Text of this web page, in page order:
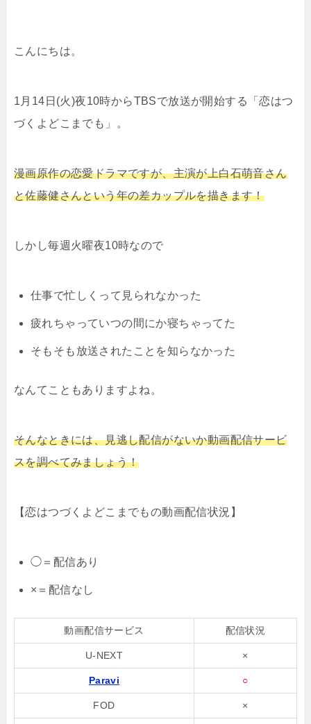
こんにちは。
1月14日(火)夜10時からTBSで放送が開始する「恋はつ
づくよどこまでも」。
漫画原作の恋愛ドラマですが、主演が上白石萌音さん
と佐藤健さんという年の差カップルを描きます！
しかし毎週火曜夜10時なので
仕事で忙しくって見られなかった
疲れちゃっていつの間にか寝ちゃってた
そもそも放送されたことを知らなかった
なんてこともありますよね。
そんなときには、見逃し配信がないか動画配信サービ
スを調べてみましょう！
【恋はつづくよどこまでもの動画配信状況】
◯＝配信あり
×＝配信なし
動画配信サービス 配信状況
U-NEXT ×
Paravi ○
FOD ×